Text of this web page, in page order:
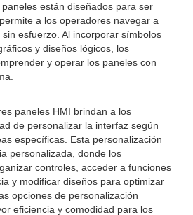
están diseñados para ser
a los operadores navegar a
esfuerzo. Al incorporar símbolos
y diseños lógicos, los
y operar los paneles con
paneles HMI brindan a los
de personalizar la interfaz según
específicas. Esta personalización
personalizada, donde los
controles, acceder a funciones
y modificar diseños para optimizar
opciones de personalización
eficiencia y comodidad para los